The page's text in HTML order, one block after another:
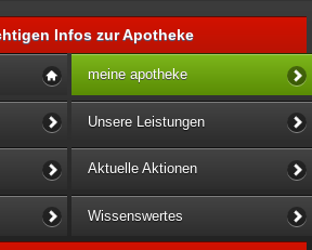
Infos zur Apotheke
meine apotheke
Unsere Leistungen
Aktuelle Aktionen
Wissenswertes